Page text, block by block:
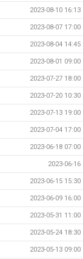
2023-08-10 16:13
2023-08-07 17:00
2023-08-04 14:45
2023-08-01 09:00
2023-07-27 18:00
2023-07-20 10:30
2023-07-13 19:00
2023-07-04 17:00
2023-06-18 07:00
2023-06-16
2023-06-15 15:30
2023-06-09 16:00
2023-05-31 11:00
2023-05-24 18:30
2023-05-13 09:00